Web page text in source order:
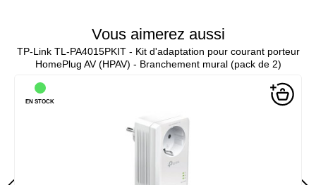
Vous aimerez aussi
TP-Link TL-PA4015PKIT - Kit d'adaptation pour courant porteur
HomePlug AV (HPAV) - Branchement mural (pack de 2)
EN STOCK